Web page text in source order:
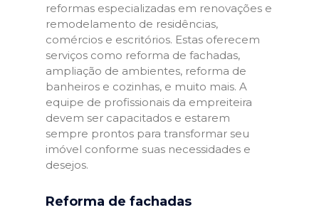
reformas especializadas em renovações e
remodelamento de residências,
comércios e escritórios. Estas oferecem
serviços como reforma de fachadas,
ampliação de ambientes, reforma de
banheiros e cozinhas, e muito mais. A
equipe de profissionais da empreiteira
devem ser capacitados e estarem
sempre prontos para transformar seu
imóvel conforme suas necessidades e
desejos.
Reforma de fachadas